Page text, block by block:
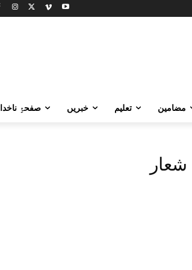
صفحۂِ ناخدا خبریں تعلیم مضامین